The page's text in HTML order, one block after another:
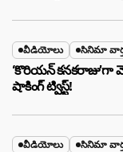
వీడియోలు సినిమా
‘కొరియన్ కనకరాజు’గా
షాకింగ్ ట్విస్ట్!
వీడియోలు సినిమా